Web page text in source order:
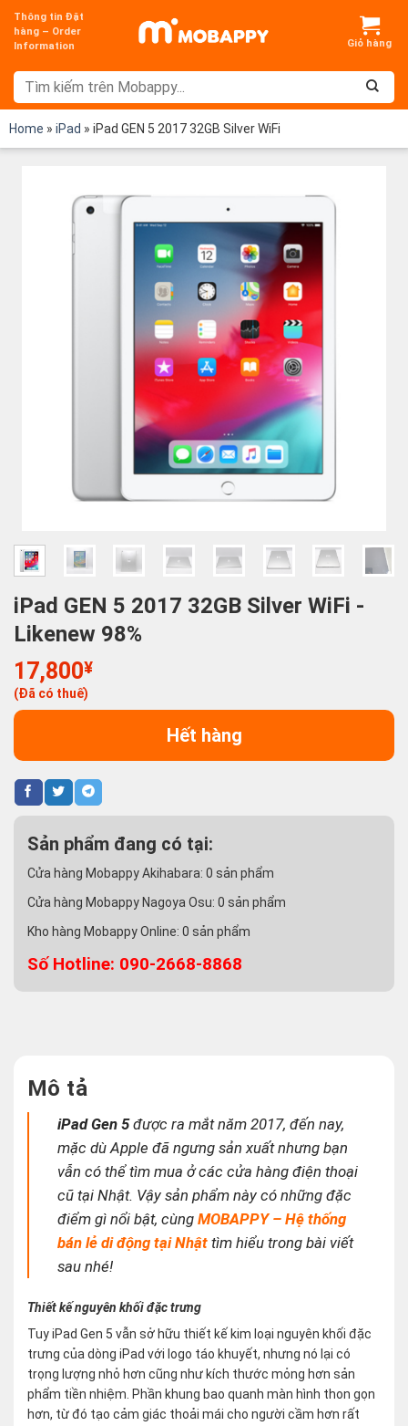
Chuyển
đến
dung
Thông tin Đặt
hàng – Order
Information
Home » iPad » iPad GEN 5 2017 32GB Silver WiFi
iPad GEN 5 2017 32GB Silver WiFi -
Likenew 98%
17,800¥
(Đã có thuế)
Hết hàng
Sản phẩm đang có tại:
Cửa hàng Mobappy Akihabara: 0 sản phẩm
Cửa hàng Mobappy Nagoya Osu: 0 sản phẩm
Kho hàng Mobappy Online: 0 sản phẩm
Số Hotline: 090-2668-8868
Mô tả
iPad Gen 5được ra mắt năm 2017, đến nay,
mặc dù Apple đã ngưng sản xuất nhưng bạn
vẫn có thể tìm mua ở các cửa hàng điện thoại
cũ tại Nhật. Vậy sản phẩm này có những đặc
điểm gì nổi bật, cùngMOBAPPY – Hệ thống
bán lẻ di động tại Nhật tìm hiểu trong bài viết
sau nhé!
Thiết kế nguyên khối đặc trưng
Tuy iPad Gen 5 vẫn sở hữu thiết kế kim loại nguyên khối đặc
trưng của dòng iPad với logo táo khuyết, nhưng nó lại có
trọng lượng nhỏ hơn cũng như kích thước mỏng hơn sản
phẩm tiền nhiệm. Phần khung bao quanh màn hình thon gọn
hơn, từ đó tạo cảm giác thoải mái cho người cầm hơn rất